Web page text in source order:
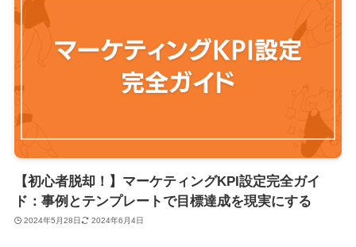
【初心者脱却！】マーケティングKPI設定完全ガイ
ド：事例とテンプレートで目標達成を現実にする
2024年5月28日 2024年6月4日